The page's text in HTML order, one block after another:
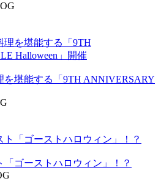
堪能する「9TH ANNIVERSARY
ゴーストハロウィン」！？